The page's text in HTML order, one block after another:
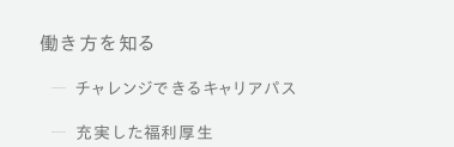
働き方を知る
チャレンジできるキャリアパス
充実した福利厚生